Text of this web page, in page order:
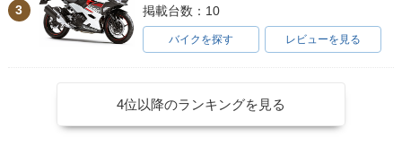
3
掲載台数：10
バイクを探す レビューを見る
4位以降のランキングを見る